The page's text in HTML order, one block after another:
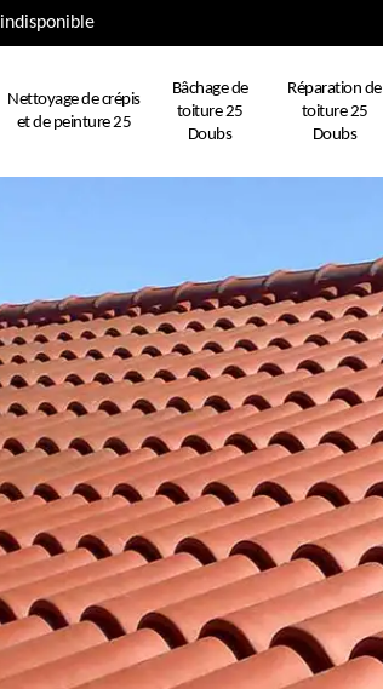
indisponible
Nettoyage de crépis
et de peinture 25
Bâchage de
toiture 25
Doubs
Réparation de
toiture 25
Doubs